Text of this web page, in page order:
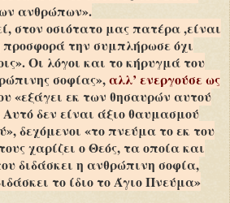
ανθρώπων».
στον οσιότατο μας πατέρα ,είναι
προσφορά την συμπλήρωσε όχι
Οι λόγοι και το κήρυγμά του
σοφίας»,αλλ’ ενεργούσε ως
«εξάγει εκ των θησαυρών αυτού
δεν είναι άξιο θαυμασμού
δεχόμενοι «το πνεύμα το εκ του
χαρίζει ο Θεός, τα οποία και
διδάσκει η ανθρώπινη σοφία,
το ίδιο το Άγιο Πνεύμα»